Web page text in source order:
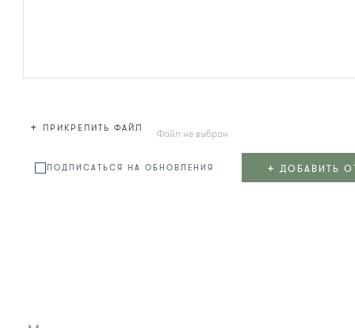
+ ПРИКРЕПИТЬ ФАЙЛ Файл не выбран
ПОДПИСАТЬСЯ НА ОБНОВЛЕНИЯ + ДОБАВИТЬ